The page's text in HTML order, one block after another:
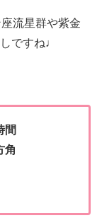
流星群や紫金
ですね♩
間
角